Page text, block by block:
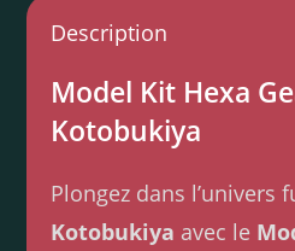
Description
Model Kit Hexa
Kotobukiya
Plongez dans l’univers
Kotobukiya avec le